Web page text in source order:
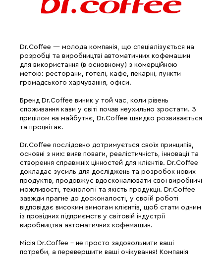
Dr.Coffee — молода компанія, що спеціалізується на
розробці та виробництві автоматичних кофемашин
для використання (в основному) з комерційною
метою: ресторани, готелі, кафе, пекарні, пункти
громадського харчування, офіси.
Бренд Dr.Coffee виник у той час, коли рівень
споживання кави у світі почав неухильно зростати. З
прицілом на майбутнє, Dr.Coffee швидко розвивається
та процвітає.
Dr.Coffee послідовно дотримується своїх принципів,
основні з них: вияв поваги, реалістичність, інновації та
створення справжніх цінностей для клієнтів. Dr.Coffee
докладає зусиль для досліджень та розробок нових
продуктів, продовжує вдосконалювати свої виробничі
можливості, технології та якість продукції. Dr.Coffee
завжди прагне до досконалості, у своїй роботі
відповідає високим вимогам клієнтів, щоб стати одним
із провідних підприємств у світовій індустрії
виробництва автоматичних кофемашин.
Місія Dr.Coffee - не просто задовольнити ваші
потреби, а перевершити ваші очікування! Компанія